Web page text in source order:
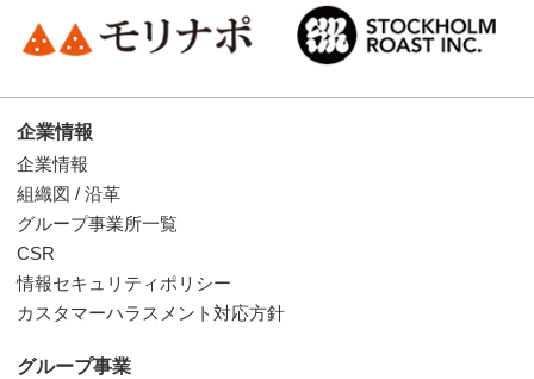
企業情報
企業情報
組織図 / 沿革
グループ事業所一覧
CSR
情報セキュリティポリシー
カスタマーハラスメント対応方針
グループ事業